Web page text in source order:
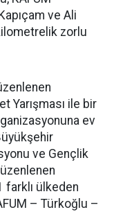
ve Ali
zorlu
Yarışması ile bir
ev
ve Gençlik
farklı ülkeden
– Türkoğlu –